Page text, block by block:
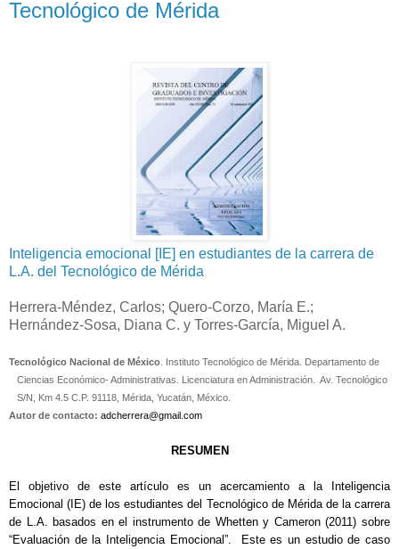
Tecnológico de Mérida
Inteligencia emocional [IE] en estudiantes de la carrera de
L.A. del Tecnológico de Mérida
Herrera-Méndez, Carlos; Quero-Corzo, María E.;
Hernández-Sosa, Diana C. y Torres-García, Miguel A.
Tecnológico Nacional de México . Instituto Tecnológico de Mérida. Departamento de
Ciencias Económico- Administrativas. Licenciatura en Administración.
Av. Tecnológico
S/N, Km 4.5 C.P. 91118, Mérida, Yucatán, México.
Autor de contacto: adcherrera@gmail.com
RESUMEN
El objetivo de este artículo es un acercamiento a la Inteligencia
Emocional (IE) de los estudiantes del Tecnológico de Mérida de la carrera
de L.A. basados en el instrumento de Whetten y Cameron (2011) sobre
“Evaluación de la Inteligencia Emocional”.
Este es un estudio de caso